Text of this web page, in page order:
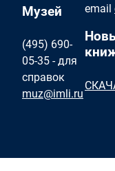
Музей
(495) 690-
05-35 - для
справок
muz@imli.ru
email